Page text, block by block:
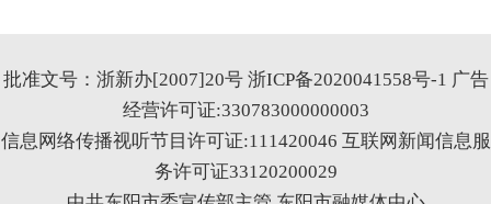
批准文号：浙新办[2007]20号 浙ICP备2020041558号-1 广告
经营许可证:330783000000003
信息网络传播视听节目许可证:111420046 互联网新闻信息服
务许可证33120200029